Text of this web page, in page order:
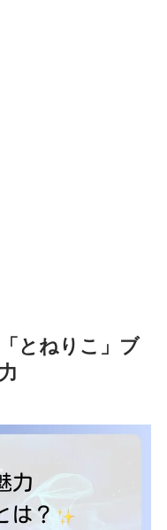
とねりこ」ブ